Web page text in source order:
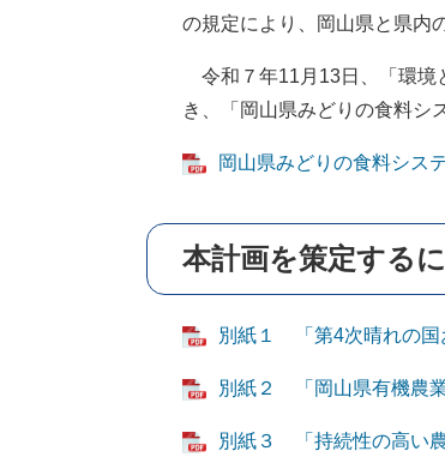
の規定により、岡山県と県内
令和７年11月13日、「環境
き、「岡山県みどりの食料シ
岡山県みどりの食料シス
本計画を策定する
別紙１ 「第4次晴れの国
別紙２ 「岡山県有機農
別紙３ 「持続性の高い